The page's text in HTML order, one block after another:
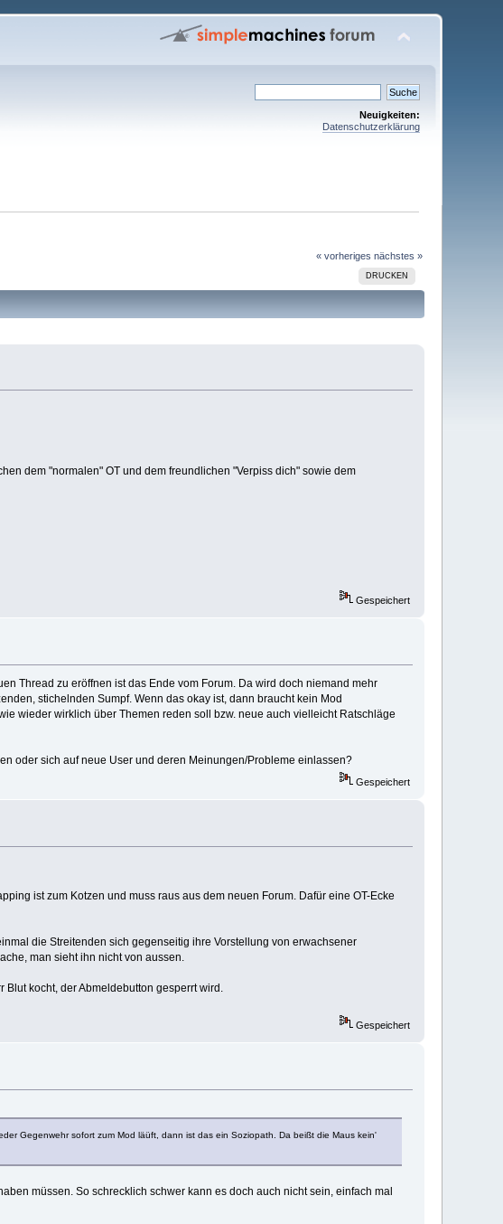
Neuigkeiten:
Datenschutzerklärung
« vorheriges nächstes »
DRUCKEN
dem "normalen" OT und dem freundlichen "Verpiss dich" sowie dem
Gespeichert
Thread zu eröffnen ist das Ende vom Forum. Da wird doch niemand mehr
stichelnden Sumpf. Wenn das okay ist, dann braucht kein Mod
wieder wirklich über Themen reden soll bzw. neue auch vielleicht Ratschläge
oder sich auf neue User und deren Meinungen/Probleme einlassen?
Gespeichert
ist zum Kotzen und muss raus aus dem neuen Forum. Dafür eine OT-Ecke
die Streitenden sich gegenseitig ihre Vorstellung von erwachsener
man sieht ihn nicht von aussen.
kocht, der Abmeldebutton gesperrt wird.
Gespeichert
Gegenwehr sofort zum Mod läüft, dann ist das ein Soziopath. Da beißt die Maus kein'
müssen. So schrecklich schwer kann es doch auch nicht sein, einfach mal